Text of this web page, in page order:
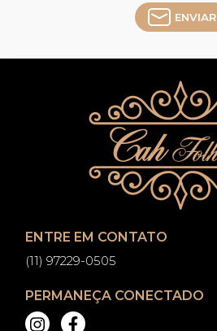
ENVIAR
ENTRE EM CONTATO
(11) 97229-0505
PERMANEÇA CONECTADO